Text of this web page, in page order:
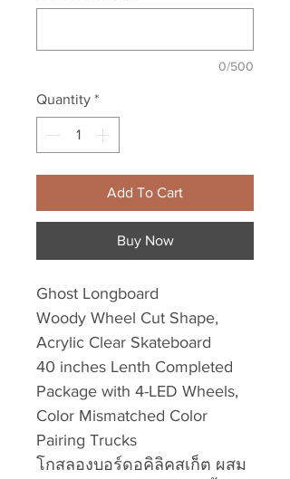
0/500
Quantity *
Add To Cart
Buy Now
Ghost Longboard
Woody Wheel Cut Shape,
Acrylic Clear Skateboard
40 inches Lenth Completed
Package with 4-LED Wheels,
Color Mismatched Color
Pairing Trucks
โกสลองบอร์ดอคิลิคสเก็ต ผสม